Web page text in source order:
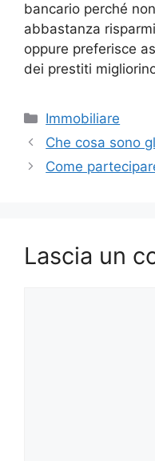
bancario perché
abbastanza
oppure preferisce
dei prestiti
Categorie
Immobiliare
Che cosa sono
Come
Lascia un